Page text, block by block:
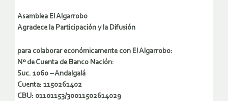
Asamblea El Algarrobo
Agradece la Participación y la Difusión
para colaborar económicamente con El Algarrobo:
Nº de Cuenta de Banco Nación:
Suc. 1060 – Andalgalá
Cuenta: 1150261402
CBU: 01101153/30011502614029